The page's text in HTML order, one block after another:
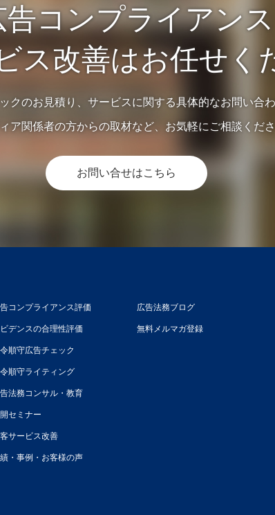
告コンプライアンス
ス改善はお任せく
クのお見積り、サービスに関する具体的なお問い合わ
ア関係者の方からの取材など、お気軽にご相談くださ
お問い合せはこちら
コンプライアンス評価
デンスの合理性評価
順守広告チェック
順守ライティング
法務コンサル・教育
セミナー
サービス改善
・事例・お客様の声
広告法務ブログ
無料メルマガ登録